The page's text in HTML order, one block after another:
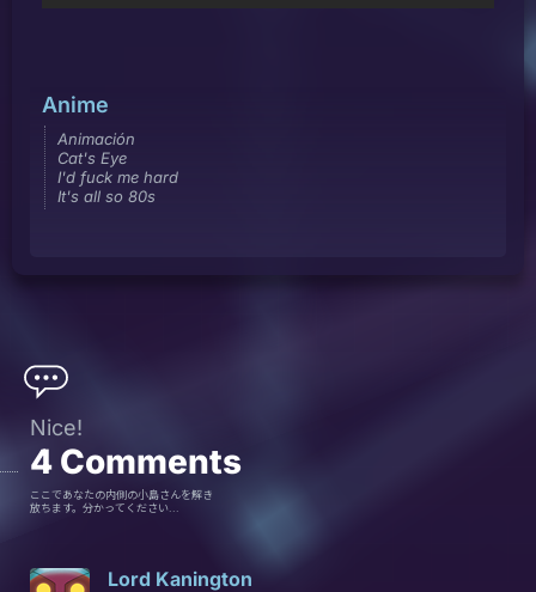
Anime
Animación
Cat's Eye
I'd fuck me hard
It's all so 80s
Nice!
4 Comments
ここであなたの内側の小島さんを解き
放ちます。分かってください...
Lord Kanington